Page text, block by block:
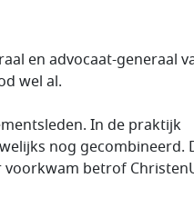
en advocaat-generaal
wel al.
In de praktijk
nog gecombineerd.
voorkwam betrof